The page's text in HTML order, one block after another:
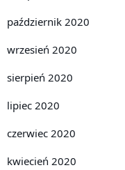
październik 2020
wrzesień 2020
sierpień 2020
lipiec 2020
czerwiec 2020
kwiecień 2020